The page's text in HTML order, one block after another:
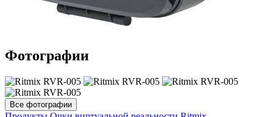
Фотографии
Все фотографии